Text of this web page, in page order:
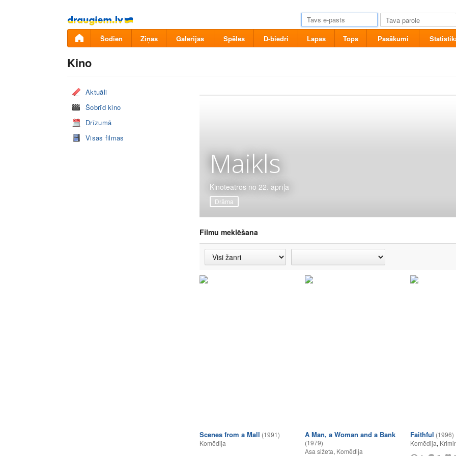
Pāriet
uz
saturu
Šodien Ziņas Galerijas Spēles D-biedri Lapas Tops Pasākumi
Kino
Aktuāli
Šobrīd kino
Drīzumā
Visas filmas
Maikls
Kinoteātros no 22. aprīļa
Drāma
Filmu meklēšana
Scenes from a Mall (1991)
Komēdija
A Man, a Woman and a Bank
(1979)
Asa sižeta, Komēdija
Faithful (1996)
Komēdija,